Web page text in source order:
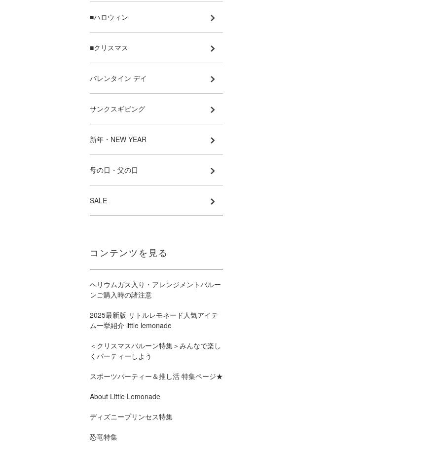
■ハロウィン
■クリスマス
バレンタイン デイ
サンクスギビング
新年・NEW YEAR
母の日・父の日
SALE
コンテンツを見る
ヘリウムガス入り・アレンジメントバルー
ンご購入時の諸注意
2025最新版 リトルレモネード人気アイテ
ム一挙紹介 little lemonade
＜クリスマスバルーン特集＞みんなで楽し
くパーティーしよう
スポーツパーティー＆推し活 特集ページ★
About Little Lemonade
ディズニープリンセス特集
恐竜特集